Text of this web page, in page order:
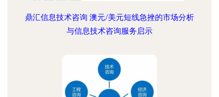
鼎汇信息技术咨询 澳元/美元短线急挫的市场分析
与信息技术咨询服务启示